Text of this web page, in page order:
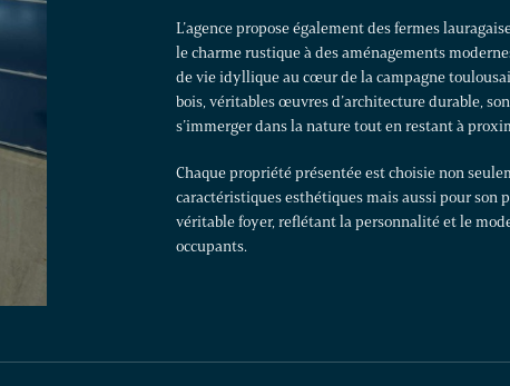
L’agence propose également desfermes
le charme rustique à des aménagements
de vie idyllique au cœur de la campagne
bois, véritables œuvres d’architecture durable,
s’immerger dans la nature tout en restant à
Chaque propriété présentée est choisie non
caractéristiques esthétiques mais aussi pour son
véritable foyer, reflétant la personnalité et le
occupants.